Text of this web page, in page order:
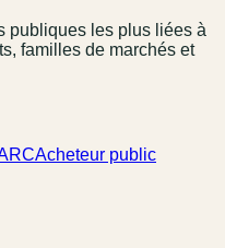
publiques les plus liées à
familles de marchés et
Acheteur public